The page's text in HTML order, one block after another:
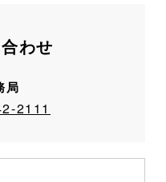
わせ
局
2111